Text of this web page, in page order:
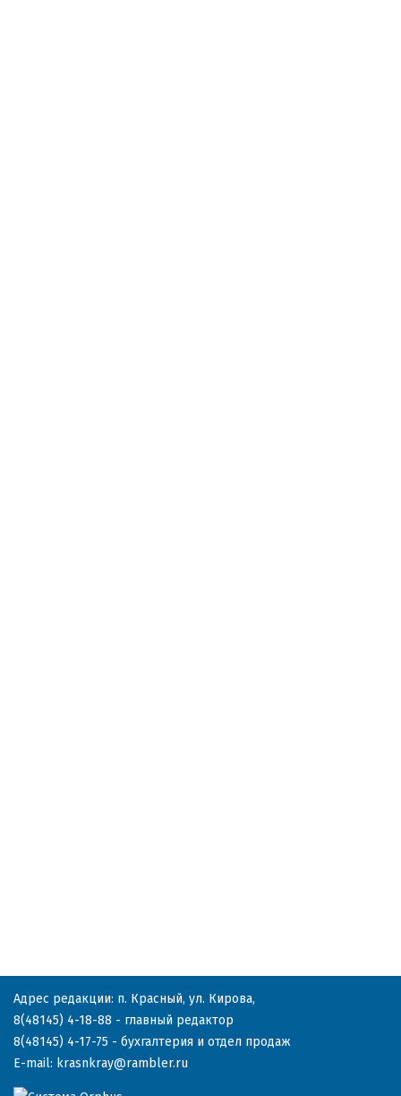
Адрес редакции: п. Красный, ул. Кирова,
8(48145) 4-18-88 - главный редактор
8(48145) 4-17-75 - бухгалтерия и отдел продаж
E-mail: krasnkray@rambler.ru